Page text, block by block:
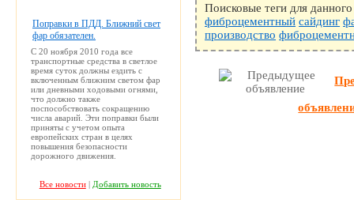
Поисковые теги для
фиброцементный сайдинг
производство
Поправки в ПДД. Ближний свет
фар обязателен.
С 20 ноября 2010 года все
транспортные средства в светлое
время суток должны ездить с
включенным ближним светом фар
или дневными ходовыми огнями,
что должно также
поспособствовать сокращению
числа аварий. Эти поправки были
приняты с учетом опыта
европейских стран в целях
повышения безопасности
дорожного движения.
Все новости| Добавить новость